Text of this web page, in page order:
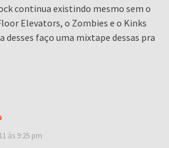
continua existindo mesmo sem o
Elevators, o Zombies e o Kinks
desses faço uma mixtape dessas pra
às 9:25 pm